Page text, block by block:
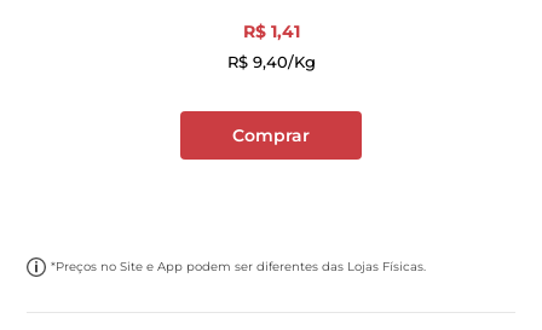
R$ 1,41
R$ 9,40/kg
Comprar
*Preços no Site e App podem ser diferentes das Lojas Físicas.